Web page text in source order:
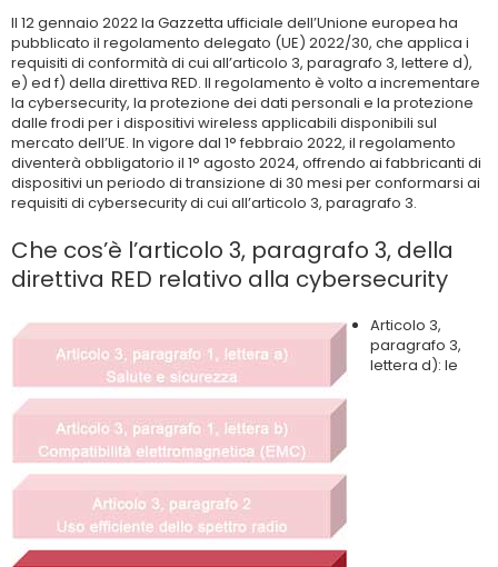
Il 12 gennaio 2022 la Gazzetta ufficiale dell’Unione europea ha
pubblicato il regolamento delegato (UE) 2022/30, che applica i
requisiti di conformità di cui all’articolo 3, paragrafo 3, lettere d),
e) ed f) della direttiva RED. Il regolamento è volto a incrementare
la cybersecurity, la protezione dei dati personali e la protezione
dalle frodi per i dispositivi wireless applicabili disponibili sul
mercato dell’UE. In vigore dal 1° febbraio 2022, il regolamento
diventerà obbligatorio il 1° agosto 2024, offrendo ai fabbricanti di
dispositivi un periodo di transizione di 30 mesi per conformarsi ai
requisiti di cybersecurity di cui all’articolo 3, paragrafo 3.
Che cos’è l’articolo 3, paragrafo 3, della
direttiva RED relativo alla cybersecurity
Articolo 3,
paragrafo 3,
lettera d): le